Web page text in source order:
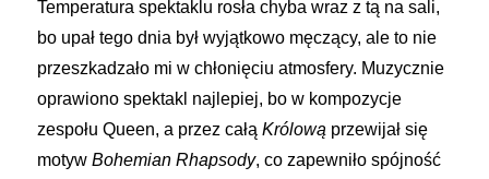
Temperatura spektaklu rosła chyba wraz z tą na sali,
bo upał tego dnia był wyjątkowo męczący, ale to nie
przeszkadzało mi w chłonięciu atmosfery. Muzycznie
oprawiono spektakl najlepiej, bo w kompozycje
zespołu Queen, a przez całą Królową przewijał się
motywBohemian Rhapsody, co zapewniło spójność